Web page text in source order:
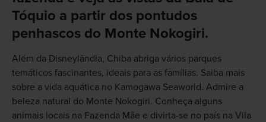
Tóquio a partir dos pontudos
penhascos do Monte Nokogiri.
Além da Disneylândia, Chiba abriga vários parques
temáticos fascinantes, ideais para as famílias. Saiba mais
sobre a vida aquática no Kamogawa Seaworld. Admire a
beleza natural do Monte Nokogiri. Conheça alguns
animais locais na Fazenda Mãe e divirta-se no país na Vila